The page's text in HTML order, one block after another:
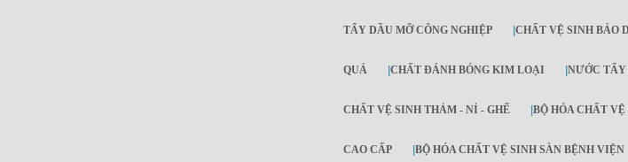
TẨY DẦU MỠ CÔNG NGHIỆP CHẤT VỆ SINH BẢO
QUẢ CHẤT ĐÁNH BÓNG KIM LOẠI NƯỚC TẨY
CHẤT VỆ SINH THẢM - NỈ - GHẾ BỘ HÓA CHẤT
CAO CẤP BỘ HÓA CHẤT VỆ SINH SÀN BỆNH VIỆN